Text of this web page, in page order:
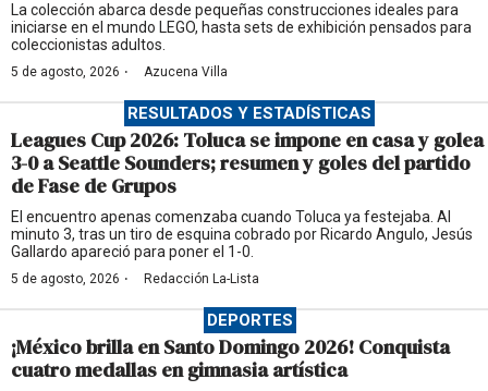
La colección abarca desde pequeñas construcciones ideales para
iniciarse en el mundo LEGO, hasta sets de exhibición pensados para
coleccionistas adultos.
5 de agosto, 2026 · Azucena Villa
RESULTADOS Y ESTADÍSTICAS
Leagues Cup 2026: Toluca se impone en casa y golea
3-0 a Seattle Sounders; resumen y goles del partido
de Fase de Grupos
El encuentro apenas comenzaba cuando Toluca ya festejaba. Al
minuto 3, tras un tiro de esquina cobrado por Ricardo Angulo, Jesús
Gallardo apareció para poner el 1-0.
5 de agosto, 2026 · Redacción La-Lista
DEPORTES
¡México brilla en Santo Domingo 2026! Conquista
cuatro medallas en gimnasia artística